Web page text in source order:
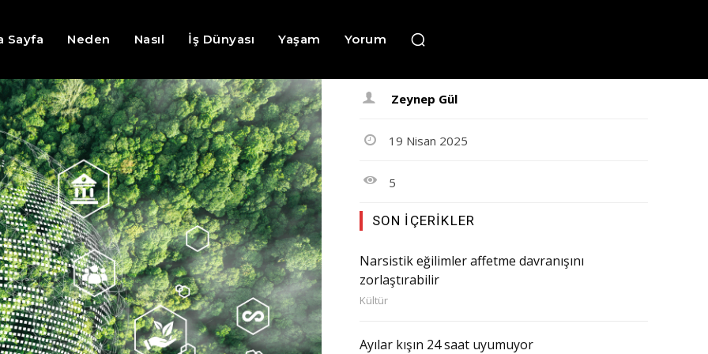
Sayfa Neden Nasıl İş Dünyası Yaşam Yorum
Zeynep Gül
19 Nisan 2025
5
SON İÇERIKLER
Narsistik eğilimler affetme davranışını
zorlaştırabilir
Kültür
Ayılar kışın 24 saat uyumuyor